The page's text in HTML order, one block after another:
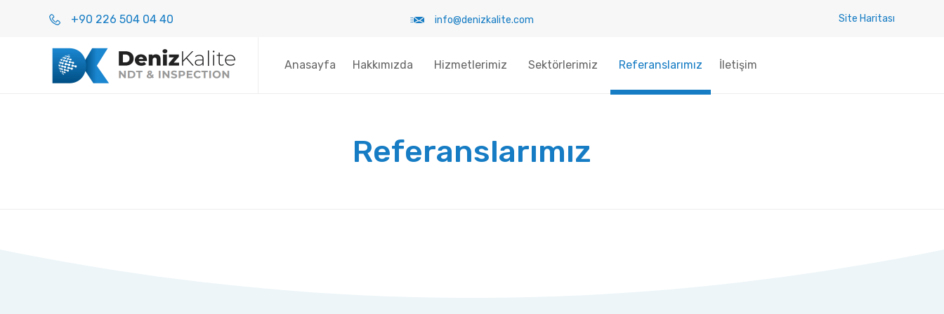
+90 226 504 04 40 info@denizkalite.com Site Haritası
Anasayfa Hakkımızda Hizmetlerimiz Sektörlerimiz Referanslarımız İletişim
Referanslarımız